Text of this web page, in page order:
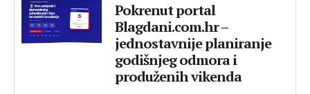
Pokrenut portal
Blagdani.com.hr –
jednostavnije planiranje
godišnjeg odmora i
produženih vikenda